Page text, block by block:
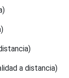
a distancia)